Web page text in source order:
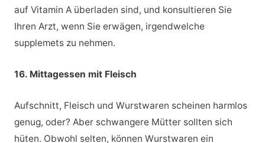
auf Vitamin A überladen sind, und konsultieren Sie
Ihren Arzt, wenn Sie erwägen, irgendwelche
supplemets zu nehmen.
16. Mittagessen mit Fleisch
Aufschnitt, Fleisch und Wurstwaren scheinen harmlos
genug, oder? Aber schwangere Mütter sollten sich
hüten. Obwohl selten, können Wurstwaren ein